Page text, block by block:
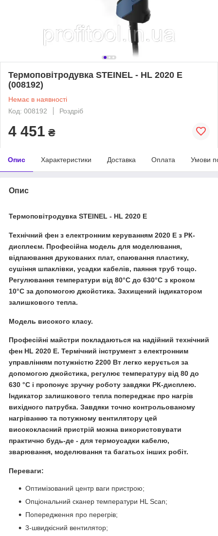
Термоповітродувка STEINEL - HL 2020 E
(008192)
Немає в наявності
Код: 008192
Роздріб
4 451 ₴
Опис Характеристики Доставка Оплата Умови
Опис
Термоповітродувка STEINEL - HL 2020 E
Технічний фен з електронним керуванням 2020 E з РК-
дисплеєм. Професійна модель для моделювання,
відпаювання друкованих плат, спаювання пластику,
сушіння шпаклівки, усадки кабелів, паяння труб тощо.
Регулювання температури від 80°C до 630°C з кроком
10°C за допомогою джойстика. Захищений індикатором
залишкового тепла.
Модель високого класу.
Професійні майстри покладаються на надійний технічний
фен HL 2020 E. Термічний інструмент з електронним
управлінням потужністю 2200 Вт легко керується за
допомогою джойстика, регулює температуру від 80 до
630 °C і пропонує зручну роботу завдяки РК-дисплею.
Індикатор залишкового тепла попереджає про нагрів
вихідного патрубка. Завдяки точно контрольованому
нагріванню та потужному вентилятору цей
висококласний пристрій можна використовувати
практично будь-де - для термоусадки кабелю,
зварювання, моделювання та багатьох інших робіт.
Переваги:
Оптимізований центр ваги пристрою;
Опціональний сканер температури HL Scan;
Попередження про перегрів;
3-швидкісний вентилятор;